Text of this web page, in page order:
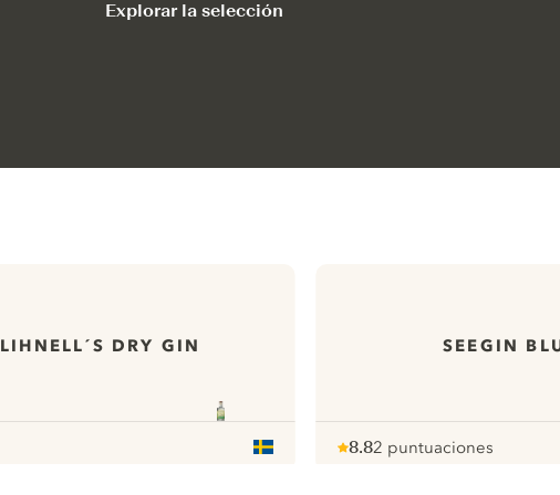
Explorar la selección
LIHNELL´S DRY GIN SEEGIN
8.8
pour
2 puntuaciones